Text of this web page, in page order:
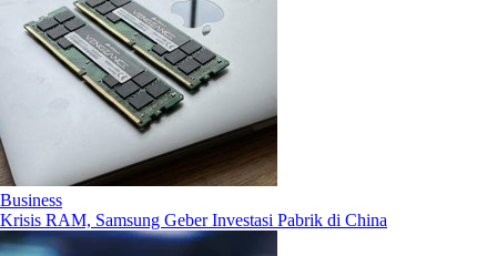
Business
Krisis RAM, Samsung Geber Investasi Pabrik di China